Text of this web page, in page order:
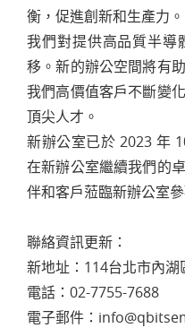
衡，促進創新和生產力。
我們對提供高品質半導
移。新的辦公空間將有
我們高價值客戶不斷變
頂尖人才。
新辦公室已於 2023 年
在新辦公室繼續我們的
伴和客戶蒞臨新辦公室參
聯絡資訊更新：
新地址：114台北市內
電話：02-7755-7688
電子郵件：